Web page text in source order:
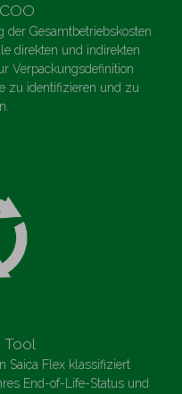
Gesamtbetriebskosten
direkten und indirekten
Verpackungsdefinition
zu identifizieren und zu
Tool
Saica Flex klassifiziert
End-of-Life-Status und